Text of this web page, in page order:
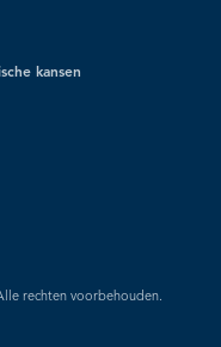
kansen
rechten voorbehouden.